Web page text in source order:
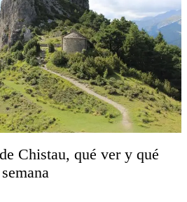
Chistau, qué ver y qué